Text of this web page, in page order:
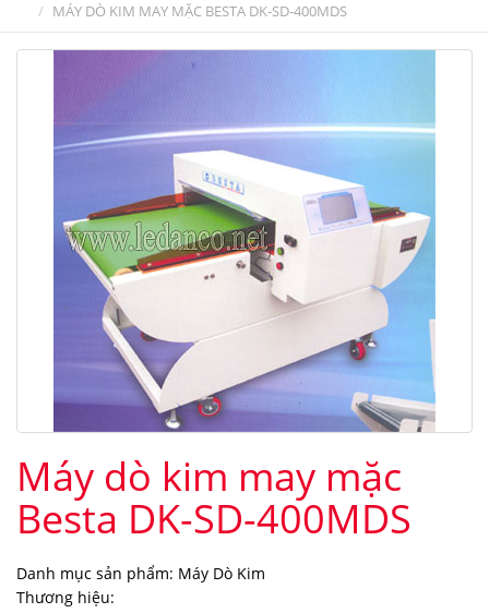
MÁY DÒ KIM MAY MẶC BESTA DK-SD-400MDS
Máy dò kim may mặc
Besta DK-SD-400MDS
Danh mục sản phẩm: Máy Dò Kim
Thương hiệu: